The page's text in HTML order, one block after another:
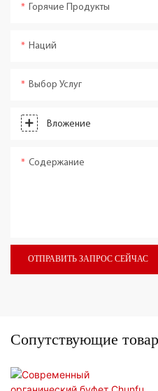
Горячие Продукты
Наций
Выбор Услуг
Вложение
Содержание
ОТПРАВИТЬ ЗАПРОС СЕЙЧАС
Сопутствующие